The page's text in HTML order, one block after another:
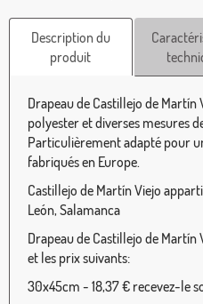
Description du
produit
Drapeau de Castillejo de Martín
polyester et diverses mesures
Particulièrement adapté pour
fabriqués en Europe.
Castillejo de Martín Viejo
León, Salamanca
Drapeau de Castillejo de
et les prix suivants:
30x45cm - 18,37 € recevez-le